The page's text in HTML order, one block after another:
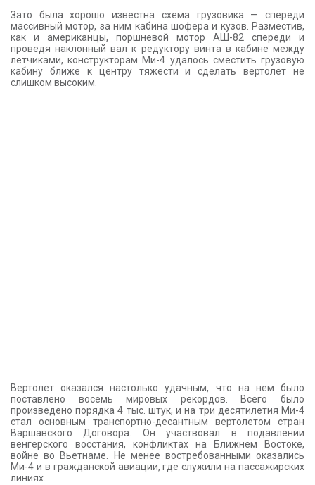
Зато была хорошо известна схема грузовика — спереди
массивный мотор, за ним кабина шофера и кузов. Разместив,
как и американцы, поршневой мотор АШ-82 спереди и
проведя наклонный вал к редуктору винта в кабине между
летчиками, конструкторам Ми-4 удалось сместить грузовую
кабину ближе к центру тяжести и сделать вертолет не
слишком высоким.
Вертолет оказался настолько удачным, что на нем было
поставлено восемь мировых рекордов. Всего было
произведено порядка 4 тыс. штук, и на три десятилетия Ми-4
стал основным транспортно-десантным вертолетом стран
Варшавского Договора. Он участвовал в подавлении
венгерского восстания, конфликтах на Ближнем Востоке,
войне во Вьетнаме. Не менее востребованными оказались
Ми-4 и в гражданской авиации, где служили на пассажирских
линиях.